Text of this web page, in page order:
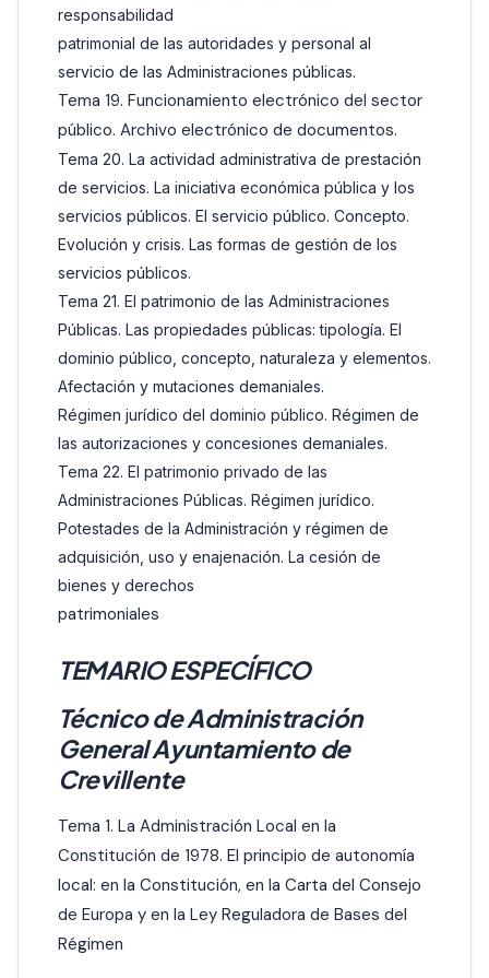
responsabilidad
patrimonial de las autoridades y personal al
servicio de las Administraciones públicas.
Tema 19. Funcionamiento electrónico del sector
público. Archivo electrónico de documentos.
Tema 20. La actividad administrativa de prestación
de servicios. La iniciativa económica pública y los
servicios públicos. El servicio público. Concepto.
Evolución y crisis. Las formas de gestión de los
servicios públicos.
Tema 21. El patrimonio de las Administraciones
Públicas. Las propiedades públicas: tipología. El
dominio público, concepto, naturaleza y elementos.
Afectación y mutaciones demaniales.
Régimen jurídico del dominio público. Régimen de
las autorizaciones y concesiones demaniales.
Tema 22. El patrimonio privado de las
Administraciones Públicas. Régimen jurídico.
Potestades de la Administración y régimen de
adquisición, uso y enajenación. La cesión de
bienes y derechos
patrimoniales
TEMARIO ESPECÍFICO
Técnico de Administración
General Ayuntamiento de
Crevillente
Tema 1. La Administración Local en la
Constitución de 1978. El principio de autonomía
local: en la Constitución, en la Carta del Consejo
de Europa y en la Ley Reguladora de Bases del
Régimen